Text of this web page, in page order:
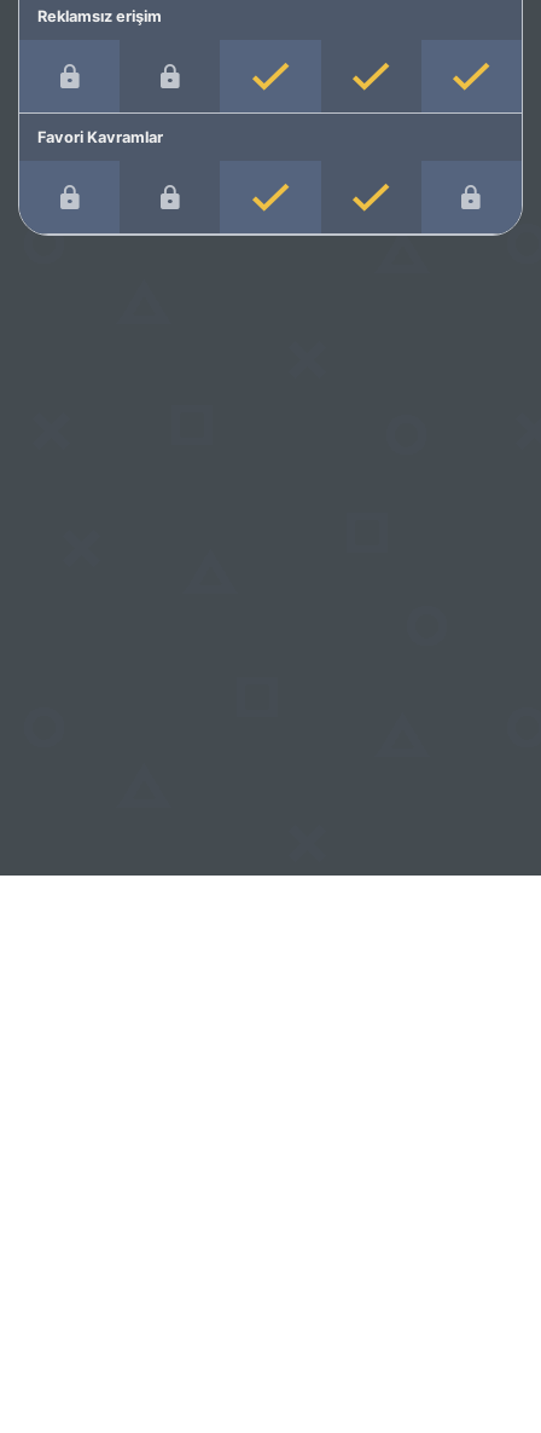
Reklamsız erişim
Favori Kavramlar